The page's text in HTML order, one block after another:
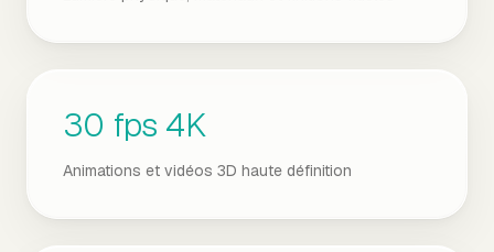
30 fps 4K
Animations et vidéos 3D haute définition